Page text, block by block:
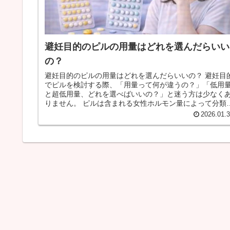
避妊目的のピルの用量はどれを選んだらいい
の？
避妊目的のピルの用量はどれを選んだらいいの？ 避妊目
でピルを検討する際、「用量って何が違うの？」「低用
と超低用量、どれを選べばいいの？」と迷う方は少なく
りません。 ピルは含まれる女性ホルモン量によって分類さ